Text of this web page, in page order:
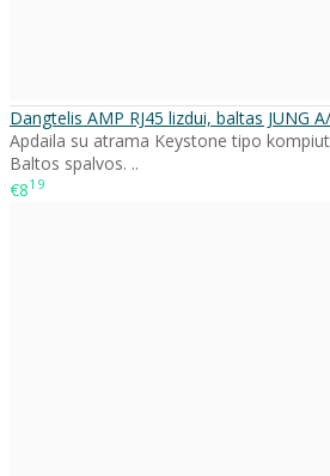
Dangtelis AMP RJ45 lizdui, baltas JUNG
Apdaila su atrama Keystone tipo
Baltos spalvos. ..
€819